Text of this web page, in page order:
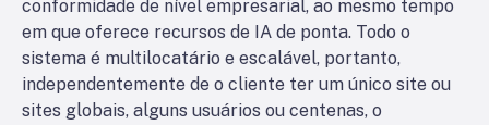
conformidade de nível empresarial, ao mesmo tempo
em que oferece recursos de IA de ponta. Todo o
sistema é multilocatário e escalável, portanto,
independentemente de o cliente ter um único site ou
sites globais, alguns usuários ou centenas, o